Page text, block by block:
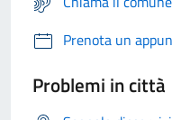
Prenota un
Problemi in città